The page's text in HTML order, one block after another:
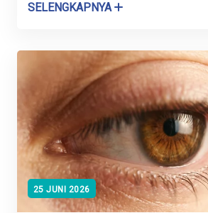
SELENGKAPNYA
25 JUNI 2026